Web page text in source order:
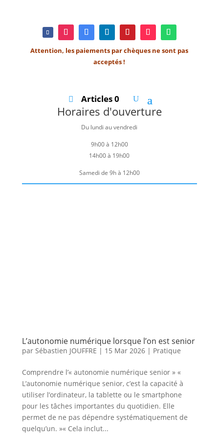
Attention, les paiements par chèques ne sont pas
acceptés !
Articles 0
Horaires d'ouverture
Du lundi au vendredi
9h00 à 12h00
14h00 à 19h00
Samedi de 9h à 12h00
L’autonomie numérique lorsque l’on est senior
par Sébastien JOUFFRE | 15 Mar 2026| Pratique
Comprendre l’« autonomie numérique senior » «
L’autonomie numérique senior, c’est la capacité à
utiliser l’ordinateur, la tablette ou le smartphone
pour les tâches importantes du quotidien. Elle
permet de ne pas dépendre systématiquement de
quelqu’un. »​« Cela inclut...